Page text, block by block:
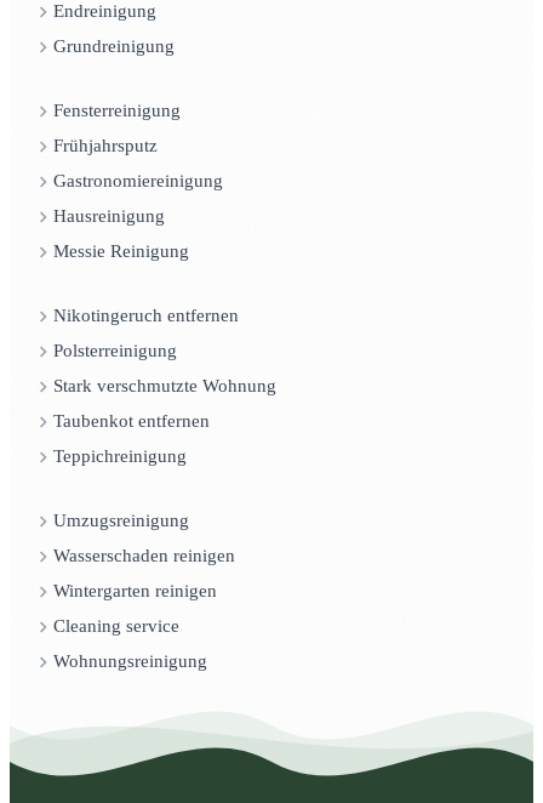
Endreinigung
Grundreinigung
Fensterreinigung
Frühjahrsputz
Gastronomiereinigung
Hausreinigung
Messie Reinigung
Nikotingeruch entfernen
Polsterreinigung
Stark verschmutzte Wohnung
Taubenkot entfernen
Teppichreinigung
Umzugsreinigung
Wasserschaden reinigen
Wintergarten reinigen
Cleaning service
Wohnungsreinigung